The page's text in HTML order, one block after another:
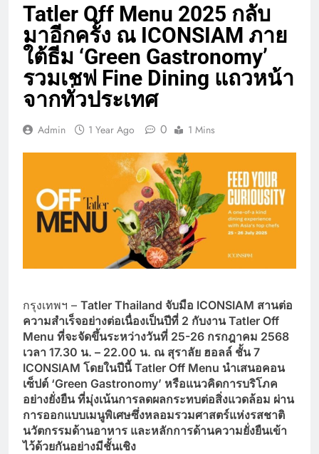
Tatler Off Menu 2025 กลับ
มาอีกครั้ง ณ ICONSIAM ภาย
ใต้ธีม ‘Green Gastronomy’
รวมเชฟ Fine Dining แถวหน้า
จากทั่วประเทศ
Admin 1 Year Ago 0 1 Mins
กรุงเทพฯ – Tatler Thailand จับมือ ICONSIAM สานต่อ
ความสำเร็จอย่างต่อเนื่องเป็นปีที่ 2 กับงาน Tatler Off
Menu ที่จะจัดขึ้นระหว่างวันที่ 25-26 กรกฎาคม 2568
เวลา 17.30 น. – 22.00 น. ณ สุราลัย ฮอลล์ ชั้น 7
ICONSIAM โดยในปีนี้ Tatler Off Menu นำเสนอคอน
เซ็ปต์ ‘Green Gastronomy’ หรือแนวคิดการบริโภค
อย่างยั่งยืน ที่มุ่งเน้นการลดผลกระทบต่อสิ่งแวดล้อม ผ่าน
การออกแบบเมนูพิเศษซึ่งหลอมรวมศาสตร์แห่งรสชาติ
นวัตกรรมด้านอาหาร และหลักการด้านความยั่งยืนเข้า
ไว้ด้วยกันอย่างมีชั้นเชิง